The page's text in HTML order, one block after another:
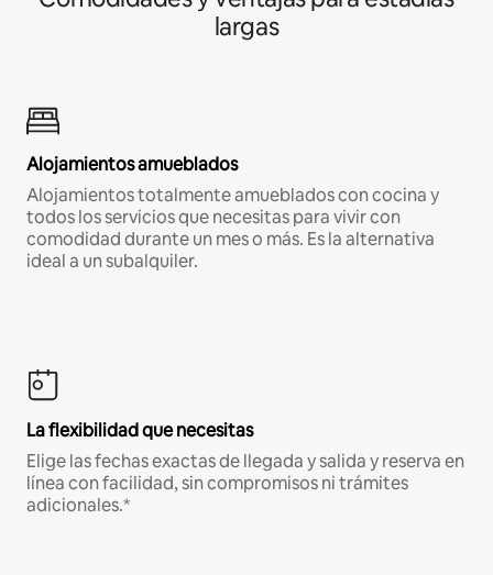
largas
Alojamientos amueblados
Alojamientos totalmente amueblados con cocina y
todos los servicios que necesitas para vivir con
comodidad durante un mes o más. Es la alternativa
ideal a un subalquiler.
La flexibilidad que necesitas
Elige las fechas exactas de llegada y salida y reserva en
línea con facilidad, sin compromisos ni trámites
adicionales.*